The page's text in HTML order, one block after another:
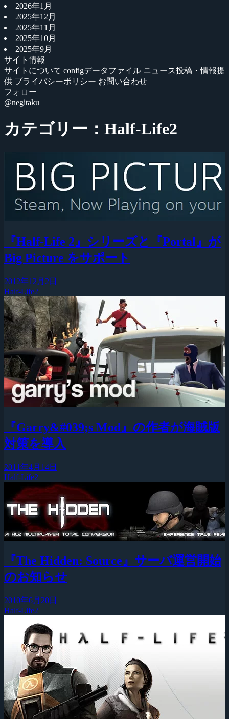
2026年1月
2025年12月
2025年11月
2025年10月
2025年9月
サイト情報
サイトについて configデータファイル ニュース投稿・情報提
供 プライバシーポリシー お問い合わせ
フォロー
@negitaku
カテゴリー：Half-Life2
『Half-Life 2』シリーズと『Portal』が
Big Picture をサポート
2012年12月2日
Half-Life2
『Garry&#039;s Mod』の作者が海賊版
対策を導入
2011年4月14日
Half-Life2
『The Hidden: Source』サーバ運営開始
のお知らせ
2010年6月20日
Half-Life2